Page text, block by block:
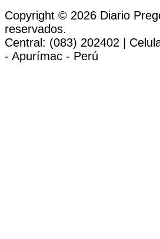
Copyright © 2026 Diario
reservados.
Central: (083) 202402 |
- Apurímac - Perú